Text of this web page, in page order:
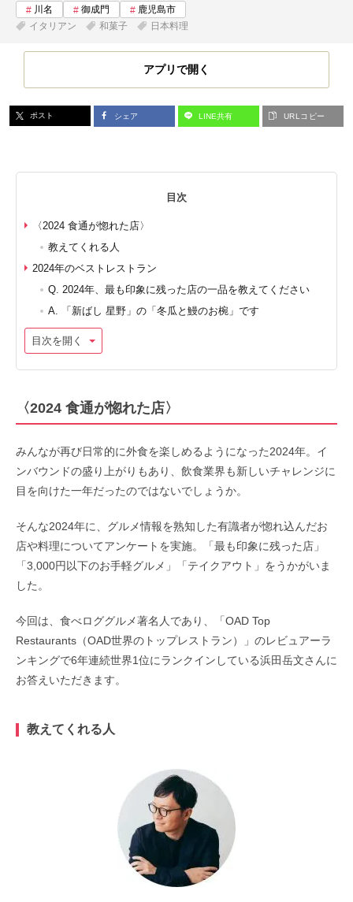
川名
御成門
鹿児島市
イタリアン
和菓子 日本料理
アプリで開く
ポスト シェア LINE共有 URLコピー
目次
〈2024 食通が惚れた店〉
教えてくれる人
2024年のベストレストラン
Q. 2024年、最も印象に残った店の一品を教えてください
A. 「新ばし 星野」の「冬瓜と鰻のお椀」です
目次を開く
〈2024 食通が惚れた店〉
みんなが再び日常的に外食を楽しめるようになった2024年。イ
ンバウンドの盛り上がりもあり、飲食業界も新しいチャレンジに
目を向けた一年だったのではないでしょうか。
そんな2024年に、グルメ情報を熟知した有識者が惚れ込んだお
店や料理についてアンケートを実施。「最も印象に残った店」
「3,000円以下のお手軽グルメ」「テイクアウト」をうかがいま
した。
今回は、食べロググルメ著名人であり、「OAD Top
Restaurants（OAD世界のトップレストラン）」のレビュアーラ
ンキングで6年連続世界1位にランクインしている浜田岳文さんに
お答えいただきます。
教えてくれる人